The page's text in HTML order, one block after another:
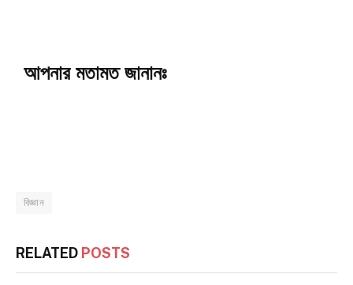
আপনার মতামত জানানঃ
বিজ্ঞান
RELATED POSTS